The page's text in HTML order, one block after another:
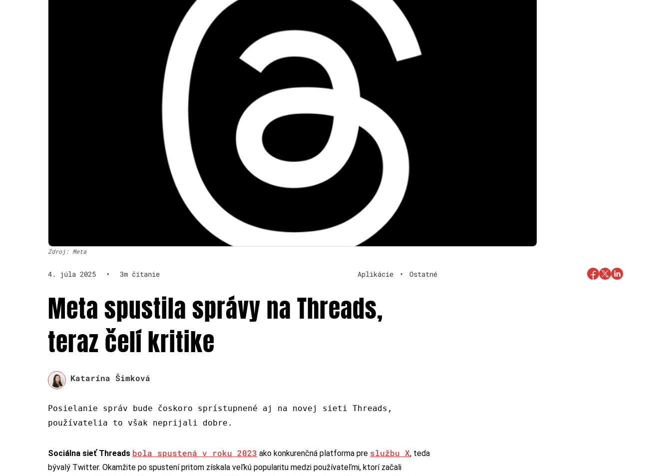
Zdroj: Meta
4. júla 2025 • 3m čítanie Aplikácie • Ostatné
Meta spustila správy na Threads,
teraz čelí kritike
Katarína Šimková
Posielanie správ bude čoskoro sprístupnené aj na novej sieti Threads,
používatelia to však neprijali dobre.
Sociálna sieť Threads bola spustená v roku 2023 ako konkurenčná platforma pre službu X, teda
bývalý Twitter. Okamžite po spustení pritom získala veľkú popularitu medzi používateľmi, ktorí začali